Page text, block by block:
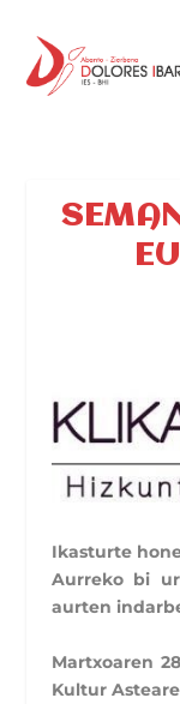
Ikasturte
Aurreko bi
aurten
Martxoaren
Kultur